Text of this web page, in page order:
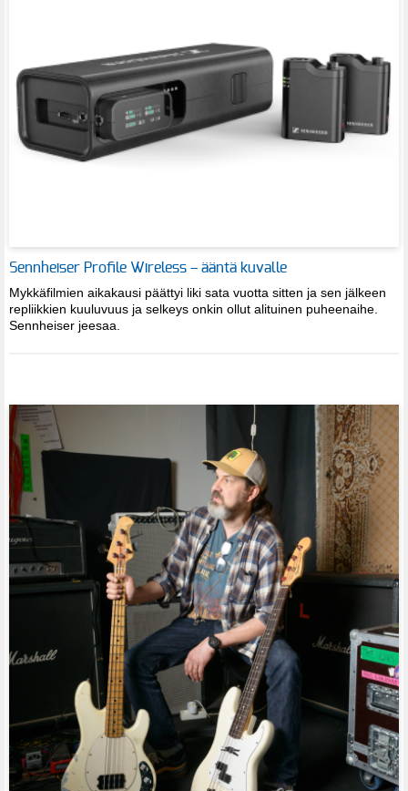
Sennheiser Profile Wireless – ääntä kuvalle
Mykkäfilmien aikakausi päättyi liki sata vuotta sitten ja sen jälkeen
repliikkien kuuluvuus ja selkeys onkin ollut alituinen puheenaihe.
Sennheiser jeesaa.